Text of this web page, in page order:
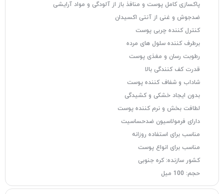
پاکسازی کامل پوست و منافذ باز از آلودگی و مواد آرایشی
ضدجوش و غنی از آنتی اکسیدان
کنترل کننده چربی پوست
برطرف کننده سلول های مرده
رطوبت رسان و مغذی پوست
قدرت کف کنندگی بالا
شاداب و شفاف کننده پوست
بدون ایجاد خشکی و کشیدگی
لطافت بخش و نرم کننده پوست
دارای فرمولاسیون ضدحساسیت
مناسب برای استفاده روزانه
مناسب برای انواع پوست
کشور سازنده: کره جنوبی
حجم: 100 میل